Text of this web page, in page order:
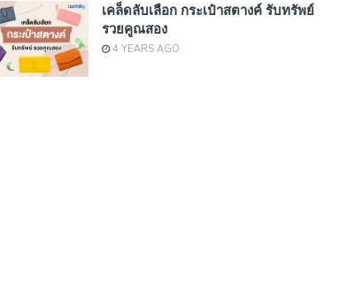
เคล็ดลับเลือก กระเป๋าสตางค์ รับทรัพย์
รวยคูณสอง
4 YEARS AGO